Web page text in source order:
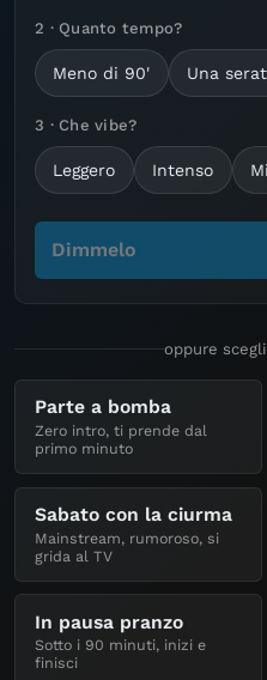
2 · Quanto tempo?
Meno di 90' Una
3 · Che vibe?
Leggero Intenso
Dimmelo
oppure
Parte a bomba
Zero intro, ti prende dal
primo minuto
Sabato con la ciurma
Mainstream, rumoroso, si
grida al TV
In pausa pranzo
Sotto i 90 minuti, inizi e
finisci